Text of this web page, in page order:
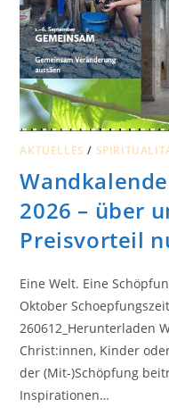
AKTUELLES /
2026 – über
Preisvorteil
Eine Welt. Eine
Oktober
260612_Herunterladen
Christ:innen, Kinder
der (Mit-)Schöpfung
Inspirationen…